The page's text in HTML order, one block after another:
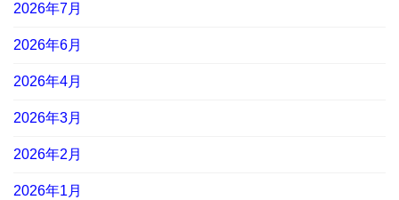
2026年7月
2026年6月
2026年4月
2026年3月
2026年2月
2026年1月